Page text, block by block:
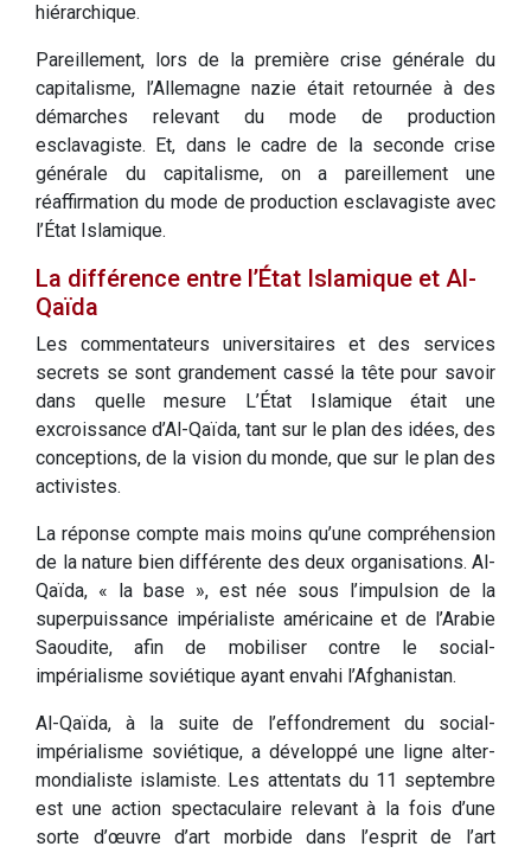
hiérarchique.
Pareillement, lors de la première crise générale du
capitalisme, l’Allemagne nazie était retournée à des
démarches relevant du mode de production
esclavagiste. Et, dans le cadre de la seconde crise
générale du capitalisme, on a pareillement une
réaffirmation du mode de production esclavagiste avec
l’État Islamique.
La différence entre l’État Islamique et Al-
Qaïda
Les commentateurs universitaires et des services
secrets se sont grandement cassé la tête pour savoir
dans quelle mesure L’État Islamique était une
excroissance d’Al-Qaïda, tant sur le plan des idées, des
conceptions, de la vision du monde, que sur le plan des
activistes.
La réponse compte mais moins qu’une compréhension
de la nature bien différente des deux organisations. Al-
Qaïda, « la base », est née sous l’impulsion de la
superpuissance impérialiste américaine et de l’Arabie
Saoudite, afin de mobiliser contre le social-
impérialisme soviétique ayant envahi l’Afghanistan.
Al-Qaïda, à la suite de l’effondrement du social-
impérialisme soviétique, a développé une ligne alter-
mondialiste islamiste. Les attentats du 11 septembre
est une action spectaculaire relevant à la fois d’une
sorte d’œuvre d’art morbide dans l’esprit de l’art